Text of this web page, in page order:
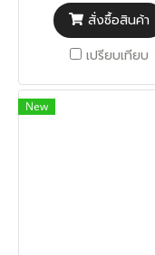
สั่งซื้อสินค้า
เปรียบเทียบ
New